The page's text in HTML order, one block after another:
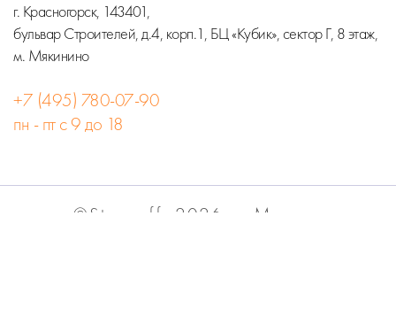
г. Красногорск, 143401,
бульвар Строителей, д.4, корп.1, БЦ «Кубик», сектор Г, 8 этаж,
м. Мякинино
+7 (495) 780-07-90
пн - пт с 9 до 18
©Stormoff, 2026, г. Москва